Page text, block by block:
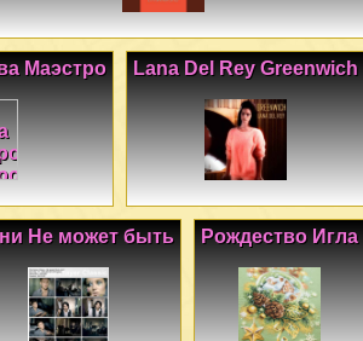
Lana Del Rey Greenwich
Маэстро
Рождество Игла
Не может быть